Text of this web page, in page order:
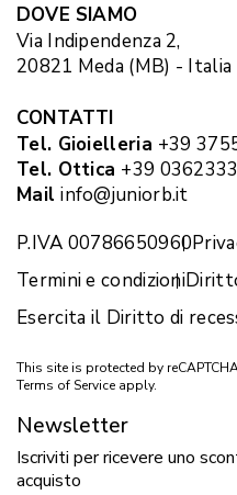
DOVE SIAMO
Via Indipendenza 2,
20821 Meda (MB) - Italia
CONTATTI
Tel. Gioielleria +39
Tel. Ottica +39
Mail info@juniorb.it
P.IVA 00786650960
Termini e condizioni
Esercita il Diritto di
This site is protected by
Terms of Service apply.
Newsletter
Iscriviti per ricevere uno
acquisto